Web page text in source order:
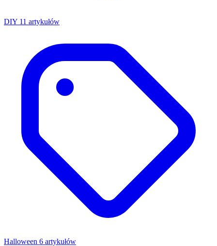
DIY 11 artykułów
Halloween 6 artykułów